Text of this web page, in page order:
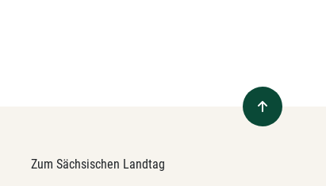
Zum Sächsischen Landtag